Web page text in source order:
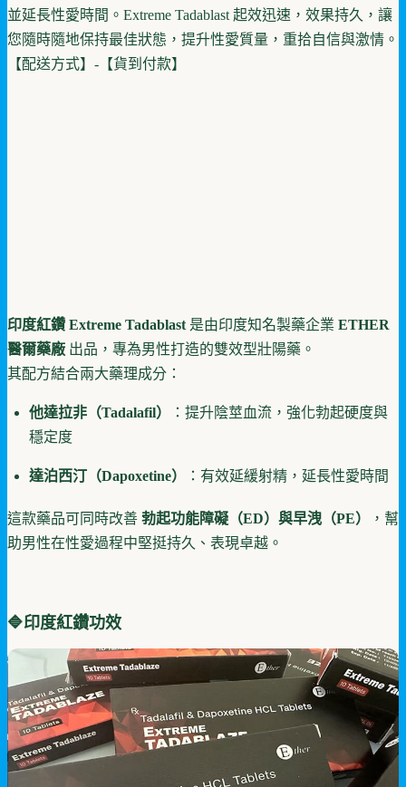
並延長性愛時間。Extreme Tadablast 起效迅速，效果持久，讓
您隨時隨地保持最佳狀態，提升性愛質量，重拾自信與激情。
【配送方式】-【貨到付款】
印度紅鑽 Extreme Tadablast 是由印度知名製藥企業 ETHER
醫爾藥廠 出品，專為男性打造的雙效型壯陽藥。
其配方結合兩大藥理成分：
他達拉非（Tadalafil）
：提升陰莖血流，強化勃起硬度與
穩定度
達泊西汀（Dapoxetine） ：有效延緩射精，延長性愛時間
這款藥品可同時改善 勃起功能障礙（ED）與早洩（PE）
，幫
助男性在性愛過程中堅挺持久、表現卓越。
🔷印度紅鑽功效